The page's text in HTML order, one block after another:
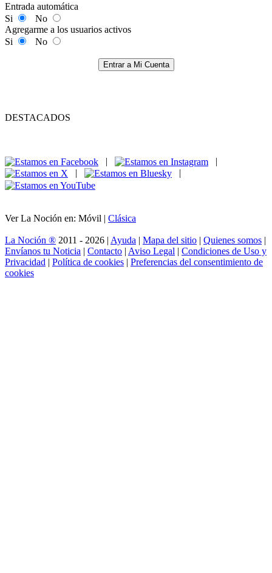
Entrada automática
Si
No
Agregarme a los usuarios activos
Si
No
Entrar a Mi Cuenta
DESTACADOS
|
|
|
|
Ver La Noción en: Móvil | Clásica
La Noción ® 2011 - 2026 | Ayuda | Mapa del sitio | Quienes somos |
Envíanos tu Noticia | Contacto | Aviso Legal | Condiciones de Uso y
Privacidad | Política de cookies | Preferencias del consentimiento de
cookies